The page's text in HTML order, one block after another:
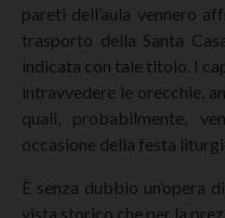
pareti dell’aula vennero
trasporto della Santa
indicata con tale titolo. I
intravvedere le orecchie,
quali, probabilmente,
occasione della festa
È senza dubbio un’opera
vista storico che per la